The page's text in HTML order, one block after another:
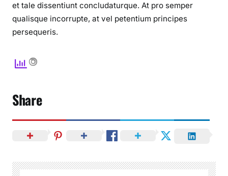
et tale dissentiunt concludaturque. At pro semper
qualisque incorrupte, at vel petentium principes
persequeris.
Share